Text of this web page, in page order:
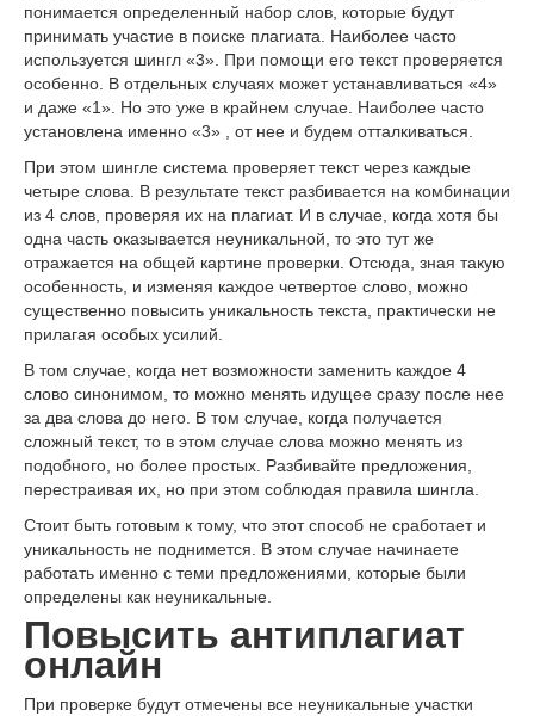
понимается определенный набор слов, которые будут
принимать участие в поиске плагиата. Наиболее часто
используется шингл «3». При помощи его текст проверяется
особенно. В отдельных случаях может устанавливаться «4»
и даже «1». Но это уже в крайнем случае. Наиболее часто
установлена именно «3» , от нее и будем отталкиваться.
При этом шингле система проверяет текст через каждые
четыре слова. В результате текст разбивается на комбинации
из 4 слов, проверяя их на плагиат. И в случае, когда хотя бы
одна часть оказывается неуникальной, то это тут же
отражается на общей картине проверки. Отсюда, зная такую
особенность, и изменяя каждое четвертое слово, можно
существенно повысить уникальность текста, практически не
прилагая особых усилий.
В том случае, когда нет возможности заменить каждое 4
слово синонимом, то можно менять идущее сразу после нее
за два слова до него. В том случае, когда получается
сложный текст, то в этом случае слова можно менять из
подобного, но более простых. Разбивайте предложения,
перестраивая их, но при этом соблюдая правила шингла.
Стоит быть готовым к тому, что этот способ не сработает и
уникальность не поднимется. В этом случае начинаете
работать именно с теми предложениями, которые были
определены как неуникальные.
Повысить антиплагиат
онлайн
При проверке будут отмечены все неуникальные участки